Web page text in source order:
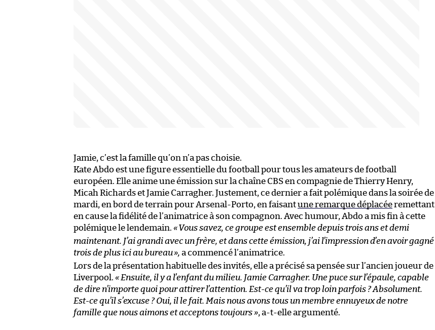
Jamie, c’est la famille qu’on n’a pas choisie.
Kate Abdo est une figure essentielle du football pour tous les amateurs de football
européen. Elle anime une émission sur la chaîne CBS en compagnie de Thierry Henry,
Micah Richards et Jamie Carragher. Justement, ce dernier a fait polémique dans la soirée de
mardi, en bord de terrain pour Arsenal-Porto, en faisantune remarque déplacéeremettant
en cause la fidélité de l’animatrice à son compagnon. Avec humour, Abdo a mis fin à cette
polémique le lendemain. «Vous savez, ce groupe est ensemble depuis trois ans et demi
maintenant. J’ai grandi avec un frère, et dans cette émission, j’ai l’impression d’en avoir gagné
trois de plus ici au bureau», a commencé l’animatrice.
Lors de la présentation habituelle des invités, elle a précisé sa pensée sur l’ancien joueur de
Liverpool. « Ensuite, il y a l’enfant du milieu. Jamie Carragher. Une puce sur l’épaule, capable
de dire n’importe quoi pour attirer l’attention. Est-ce qu’il va trop loin parfois ? Absolument.
Est-ce qu’il s’excuse ? Oui, il le fait. Mais nous avons tous un membre ennuyeux de notre
famille que nous aimons et acceptons toujours », a-t-elle argumenté.